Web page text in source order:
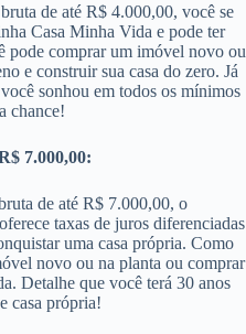
de até R$ 4.000,00, você se
Casa Minha Vida e pode ter
pode comprar um imóvel novo ou
e construir sua casa do zero. Já
sonhou em todos os mínimos
chance!
7.000,00:
de até R$ 7.000,00​, o
taxas de juros diferenciadas
uma casa própria. Como
novo ou na planta ou comprar
Detalhe que você terá 30 anos
casa própria!